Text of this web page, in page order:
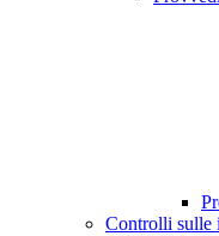
Controlli sulle